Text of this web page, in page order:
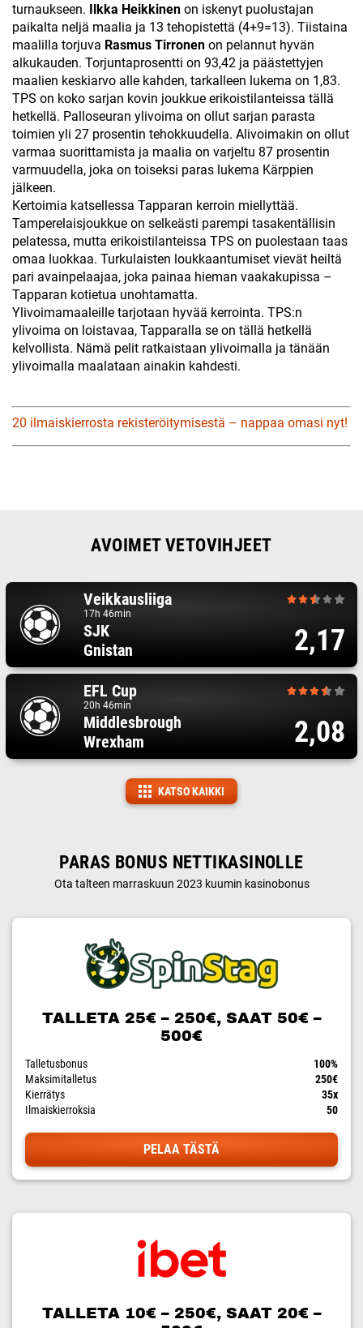
turnaukseen. Ilkka Heikkinen on iskenyt puolustajan
paikalta neljä maalia ja 13 tehopistettä (4+9=13). Tiistaina
maalilla torjuva Rasmus Tirronen on pelannut hyvän
alkukauden. Torjuntaprosentti on 93,42 ja päästettyjen
maalien keskiarvo alle kahden, tarkalleen lukema on 1,83.
TPS on koko sarjan kovin joukkue erikoistilanteissa tällä
hetkellä. Palloseuran ylivoima on ollut sarjan parasta
toimien yli 27 prosentin tehokkuudella. Alivoimakin on ollut
varmaa suorittamista ja maalia on varjeltu 87 prosentin
varmuudella, joka on toiseksi paras lukema Kärppien
jälkeen.
Kertoimia katsellessa Tapparan kerroin miellyttää.
Tamperelaisjoukkue on selkeästi parempi tasakentällisin
pelatessa, mutta erikoistilanteissa TPS on puolestaan taas
omaa luokkaa. Turkulaisten loukkaantumiset vievät heiltä
pari avainpelaajaa, joka painaa hieman vaakakupissa –
Tapparan kotietua unohtamatta.
Ylivoimamaaleille tarjotaan hyvää kerrointa. TPS:n
ylivoima on loistavaa, Tapparalla se on tällä hetkellä
kelvollista. Nämä pelit ratkaistaan ylivoimalla ja tänään
ylivoimalla maalataan ainakin kahdesti.
20 ilmaiskierrosta rekisteröitymisestä – nappaa omasi nyt!
AVOIMET VETOVIHJEET
Veikkausliiga
17h 46min
SJK
Gnistan
2,17
EFL Cup
20h 46min
Middlesbrough
Wrexham
2,08
KATSO KAIKKI
PARAS BONUS NETTIKASINOLLE
Ota talteen marraskuun 2023 kuumin kasinobonus
TALLETA 25€ – 250€, SAAT 50€ –
500€
Talletusbonus
100%
Maksimitalletus
250€
Kierrätys
35x
Ilmaiskierroksia
50
PELAA TÄSTÄ
TALLETA 10€ – 250€, SAAT 20€ –